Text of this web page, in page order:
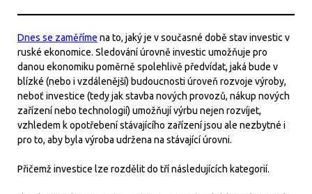
Dnes se zaměříme na to, jaký je v současné době stav investic v
ruské ekonomice. Sledování úrovně investic umožňuje pro
danou ekonomiku poměrně spolehlivě předvídat, jaká bude v
blízké (nebo i vzdálenější) budoucnosti úroveň rozvoje výroby,
neboť investice (tedy jak stavba nových provozů, nákup nových
zařízení nebo technologií) umožňují výrbu nejen rozvíjet,
vzhledem k opotřebení stávajícího zařízení jsou ale nezbytné i
pro to, aby byla výroba udržena na stávající úrovni.
Přičemž investice lze rozdělit do tří následujících kategorií.